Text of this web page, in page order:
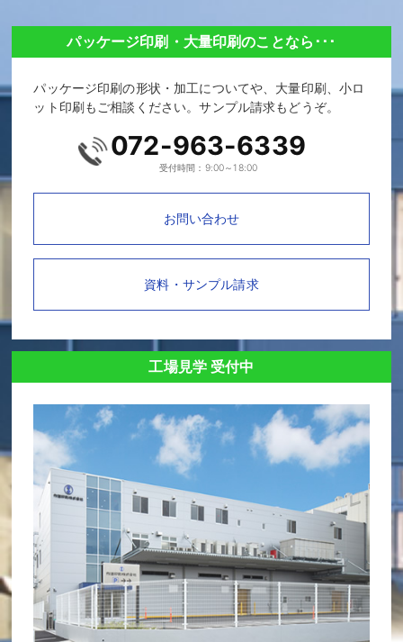
パッケージ印刷・大量印刷のことなら･･･
パッケージ印刷の形状・加工についてや、大量印刷、小ロ
ット印刷もご相談ください。サンプル請求もどうぞ。
072-963-6339
受付時間：9:00～18:00
お問い合わせ
資料・サンプル請求
工場見学 受付中